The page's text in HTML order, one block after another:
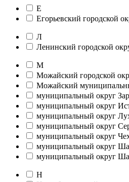
Е
Егорьевский городской
Л
Ленинский городской
М
Можайский городской
Можайский
муниципальный округ
муниципальный округ
муниципальный округ
муниципальный округ
муниципальный округ
муниципальный округ
муниципальный округ
Н